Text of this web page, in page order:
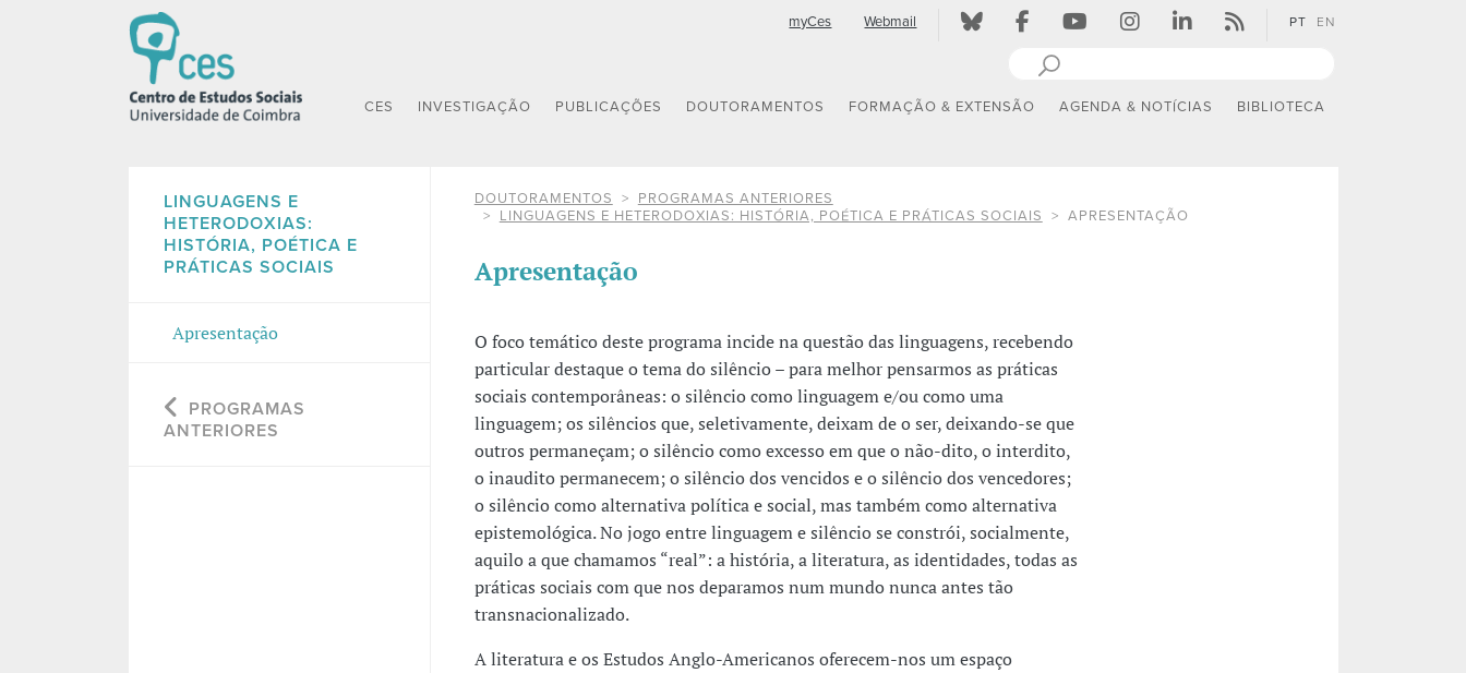
myCes Webmail PT EN
CES INVESTIGAÇÃO PUBLICAÇÕES DOUTORAMENTOS FORMAÇÃO & EXTENSÃO AGENDA & NOTÍCIAS BIBLIOTECA
LINGUAGENS E
HETERODOXIAS:
HISTÓRIA, POÉTICA E
PRÁTICAS SOCIAIS
Apresentação
PROGRAMAS
ANTERIORES
DOUTORAMENTOS
PROGRAMAS ANTERIORES
LINGUAGENS E HETERODOXIAS: HISTÓRIA, POÉTICA E PRÁTICAS SOCIAIS
APRESENTAÇÃO
Apresentação
O foco temático deste programa incide na questão das linguagens, recebendo
particular destaque o tema do silêncio – para melhor pensarmos as práticas
sociais contemporâneas: o silêncio como linguagem e/ou como uma
linguagem; os silêncios que, seletivamente, deixam de o ser, deixando-se que
outros permaneçam; o silêncio como excesso em que o não-dito, o interdito,
o inaudito permanecem; o silêncio dos vencidos e o silêncio dos vencedores;
o silêncio como alternativa política e social, mas também como alternativa
epistemológica. No jogo entre linguagem e silêncio se constrói, socialmente,
aquilo a que chamamos “real”: a história, a literatura, as identidades, todas as
práticas sociais com que nos deparamos num mundo nunca antes tão
transnacionalizado.
A literatura e os Estudos Anglo-Americanos oferecem-nos um espaço